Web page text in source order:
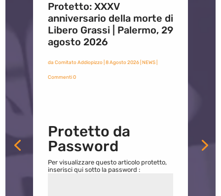
Protetto: XXXV
anniversario della morte di
Libero Grassi | Palermo, 29
agosto 2026
da Comitato Addiopizzo| 8 Agosto 2026| NEWS|
Commenti 0
Protetto da
Password
Per visualizzare questo articolo protetto,
inserisci qui sotto la password :